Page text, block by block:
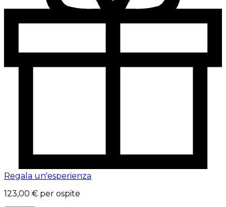
Regala un'esperienza
123,00 € per ospite